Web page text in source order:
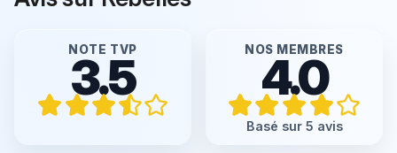
NOTE TVP
3.5 NOS MEMBRES
4.0
Basé sur 5 avis